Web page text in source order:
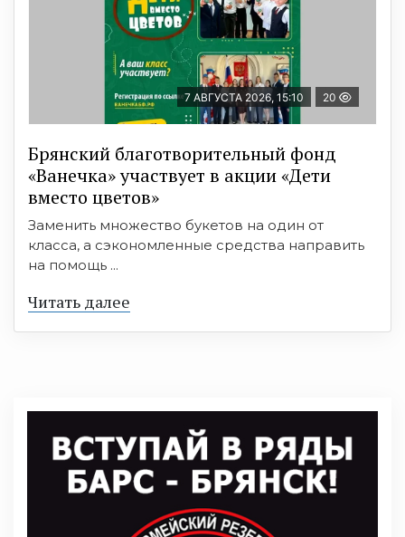
7 АВГУСТА 2026, 15:10 20
Брянский благотворительный фонд
«Ванечка» участвует в акции «Дети
вместо цветов»
Заменить множество букетов на один от
класса, а сэкономленные средства направить
на помощь ...
Читать далее